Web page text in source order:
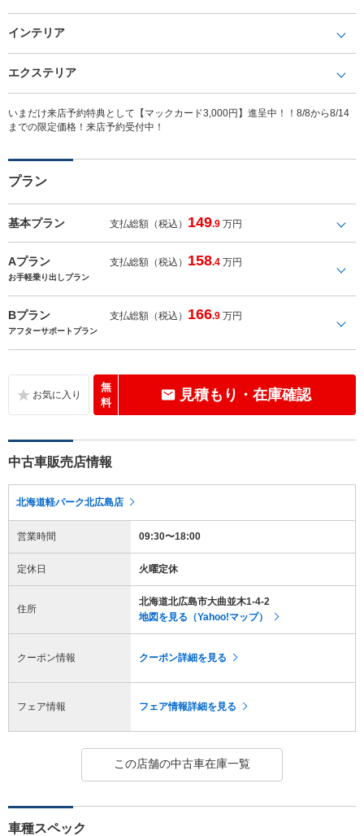
インテリア
エクステリア
いまだけ来店予約特典として【マックカード3,000円】進呈中！！8/8から8/14
までの限定価格！来店予約受付中！
プラン
基本プラン 支払総額（税込） 149.9 万円
Aプラン 支払総額（税込） 158.4 万円
お手軽乗り出しプラン
Bプラン 支払総額（税込） 166.9 万円
アフターサポートプラン
無
料
見積もり・在庫確認
中古車販売店情報
北海道軽パーク北広島店
営業時間 09:30〜18:00
定休日 火曜定休
住所
北海道北広島市大曲並木1-4-2
地図を見る（Yahoo!マップ）
クーポン情報 クーポン詳細を見る
フェア情報 フェア情報詳細を見る
この店舗の中古車在庫一覧
車種スペック